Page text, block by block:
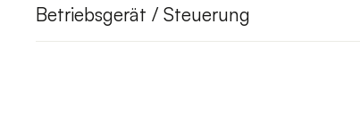
Betriebsgerät / Steuerung